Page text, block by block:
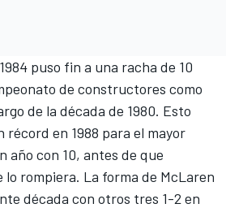
puso fin a una racha de 10
de constructores como
de la década de 1980. Esto
en 1988 para el mayor
año con 10, antes de que
rompiera. La forma de McLaren
década con otros tres 1-2 en